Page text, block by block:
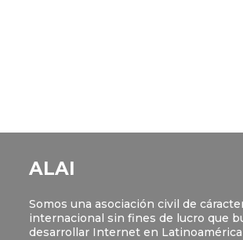
ALAI
Somos una asociación civil de
internacional sin fines de lucro que
desarrollar Internet en Latinoamérica